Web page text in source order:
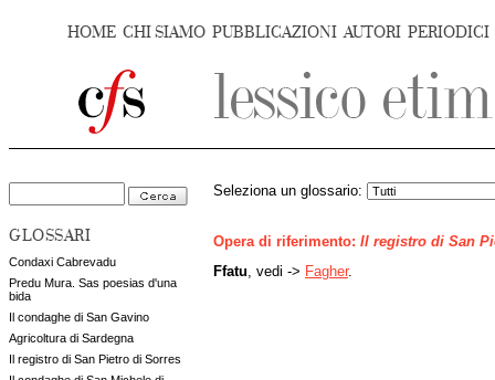
HOME CHI SIAMO PUBBLICAZIONI AUTORI PERIODICI
GLOSSARI
Condaxi Cabrevadu
Predu Mura. Sas poesias d'una
bida
Il condaghe di San Gavino
Agricoltura di Sardegna
Il registro di San Pietro di Sorres
Seleziona un glossario:
Opera di riferimento: Il registro di San
Ffatu , vedi -> Fagher.